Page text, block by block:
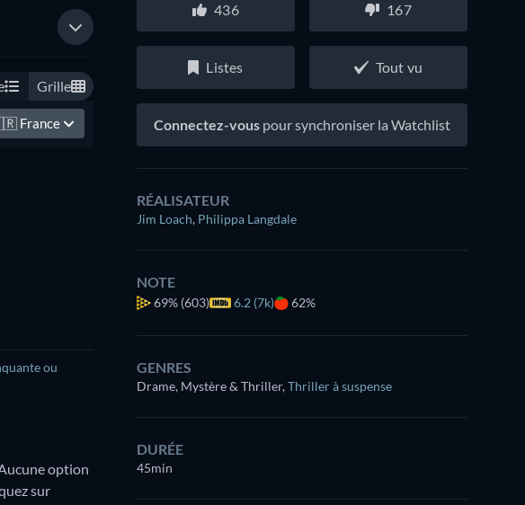
Grille
France
ou
option
sur
436 167
Listes Tout vu
Connectez-vous pour synchroniser la Watchlist
RÉALISATEUR
Jim Loach, Philippa Langdale
NOTE
69% (603) 6.2 (7k) 62%
GENRES
Drame, Mystère & Thriller,Thriller à suspense
DURÉE
45min